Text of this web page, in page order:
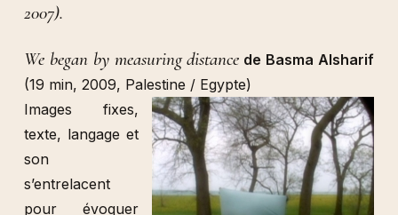
2007).
We began by measuring distance de Basma Alsharif
(19 min, 2009, Palestine / Egypte)
Images fixes,
texte, langage et
son
s’entrelacent
pour évoquer